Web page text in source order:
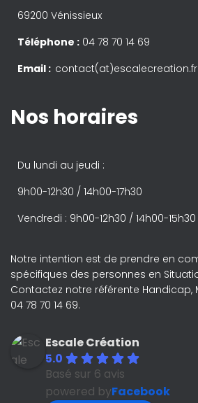
69200 Vénissieux
Téléphone : 04 78 70 14 69
Email : contact(at)escalecreation.fr
Nos horaires
Du lundi au jeudi :
9h00-12h30 / 14h00-17h30
Vendredi : 9h00-12h30 / 14h00-15h30
Notre intention est de prendre en
spécifiques des personnes en
Contactez notre référente Handicap,
04 78 70 14 69.
Escale Création
5.0
Basé sur 6 avis
powered byFacebook